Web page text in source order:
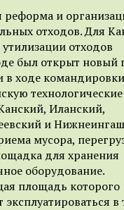
реформа и
отходов. Для
отходов
был открыт новый
в ходе
Иланский,
и
мусора,
для хранения
оборудование.
площадь которого
эксплуатироваться в